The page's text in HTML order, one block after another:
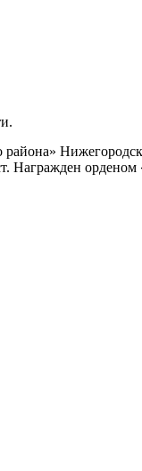
Награжден орденом